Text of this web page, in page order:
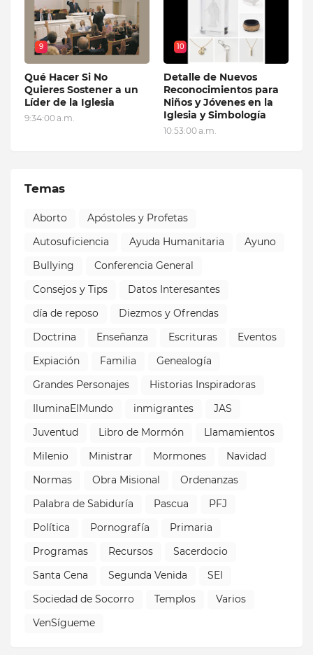
9
Qué Hacer Si No
Quieres Sostener a un
Líder de la Iglesia
9:34:00 a.m.
10
Detalle de Nuevos
Reconocimientos para
Niños y Jóvenes en la
Iglesia y Simbología
10:53:00 a.m.
Temas
Aborto
Apóstoles y Profetas
Autosuficiencia
Ayuda Humanitaria
Ayuno
Bullying
Conferencia General
Consejos y Tips
Datos Interesantes
día de reposo
Diezmos y Ofrendas
Doctrina
Enseñanza Escrituras
Eventos
Expiación
Familia
Genealogía
Grandes Personajes
Historias Inspiradoras
IluminaElMundo
inmigrantes
JAS
Juventud
Libro de Mormón
Llamamientos
Milenio
Ministrar Mormones
Navidad
Normas
Obra Misional
Ordenanzas
Palabra de Sabiduría
Pascua
PFJ
Política
Pornografía
Primaria
Programas
Recursos
Sacerdocio
Santa Cena
Segunda Venida
SEI
Sociedad de Socorro
Templos
Varios
VenSígueme